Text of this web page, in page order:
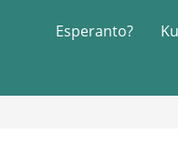
Esperanto?